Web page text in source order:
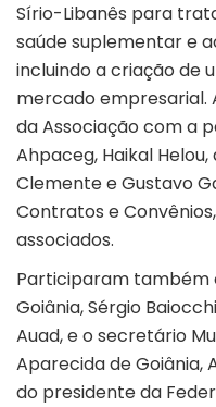
Sírio-Libanês para
saúde suplementar e
incluindo a criação de
mercado empresarial.
da Associação com a
Ahpaceg, Haikal
Clemente e Gustavo
Contratos e
associados.
Participaram também
Goiânia, Sérgio
Auad, e o secretário
Aparecida de Goiânia,
do presidente da